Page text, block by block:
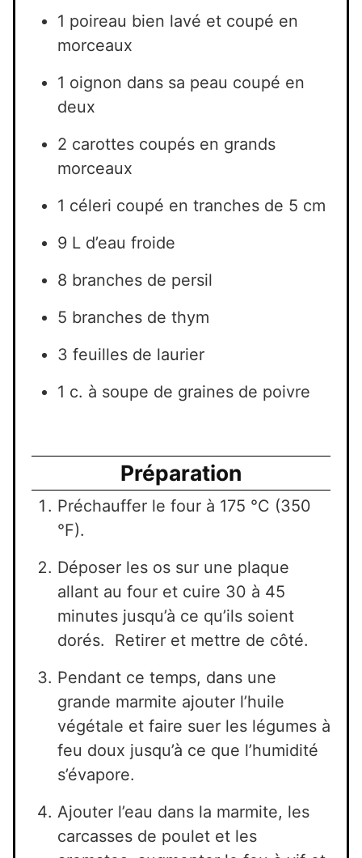
1 poireau bien lavé et coupé en
morceaux
1 oignon dans sa peau coupé en
deux
2 carottes coupés en grands
morceaux
1 céleri coupé en tranches de 5 cm
9 L d’eau froide
8 branches de persil
5 branches de thym
3 feuilles de laurier
1 c. à soupe de graines de poivre
Préparation
Préchauffer le four à 175 °C (350
°F).
Déposer les os sur une plaque
allant au four et cuire 30 à 45
minutes jusqu’à ce qu’ils soient
dorés. Retirer et mettre de côté.
Pendant ce temps, dans une
grande marmite ajouter l’huile
végétale et faire suer les légumes à
feu doux jusqu’à ce que l’humidité
s’évapore.
Ajouter l’eau dans la marmite, les
carcasses de poulet et les